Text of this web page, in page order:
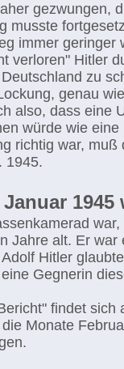
gezwungen,
musste
immer geringer
verloren" Hitler
zu
genau
also, dass eine
würde wie
richtig war,
1945.
Jahre alt. Er
Hitler
Gegnerin
findet sich
Monate